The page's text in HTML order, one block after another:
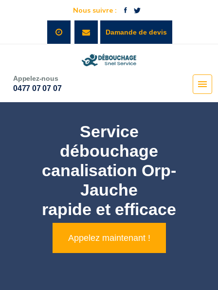
Nous suivre :
Damande de devis
Appelez-nous
0477 07 07 07
Service
débouchage
canalisation Orp-
Jauche
rapide et efficace
Appelez maintenant !